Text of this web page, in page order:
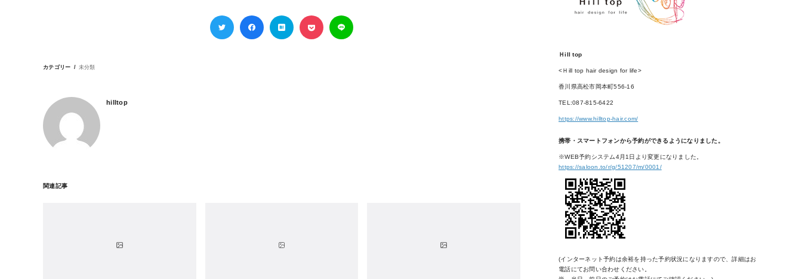
カテゴリー 未分類
hilltop
関連記事
Ｈill top
<Ｈill top hair design for life>
香川県高松市岡本町556-16
TEL:087-815-6422
https://www.hilltop-hair.com/
携帯・スマートフォンから予約ができるようになりました。
※WEB予約システム4月1日より変更になりました。
https://saloon.to/r/g/51207/m/0001/
(インターネット予約は余裕を持った予約状況になりますので、詳細はお
電話にてお問い合わせください。